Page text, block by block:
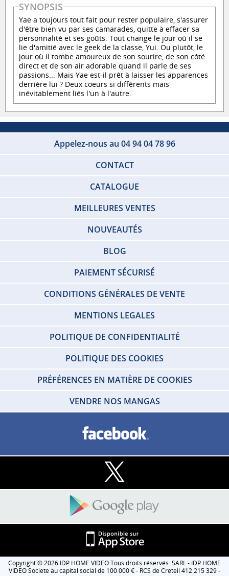
SYNOPSIS
Yae a toujours tout fait pour rester populaire, s'assurer
d'être bien vu par ses camarades, quitte à effacer sa
personnalité et ses goûts. Tout change le jour où il se
lie d'amitié avec le geek de la classe, Yui. Ou plutôt, le
jour où il tombe amoureux de son sourire, de son côté
direct et de son air adorable quand il parle de ses
passions... Mais Yae est-il prêt à laisser les apparences
derrière lui ? Deux coeurs si différents mais
inévitablement liés l'un à l'autre.
Appelez-nous au 04 94 04 78 96
CONTACT
CATALOGUE
MEILLEURES VENTES
NOUVEAUTÉS
BLOG
PAIEMENT SÉCURISÉ
CONDITIONS GÉNÉRALES DE VENTE
MENTIONS LEGALES
POLITIQUE DE CONFIDENTIALITÉ
POLITIQUE DES COOKIES
PRÉFÉRENCES EN MATIÈRE DE COOKIES
VENDRE NOS MANGAS
Copyright © 2026 IDP HOME VIDEO Tous droits réservés. SARL - IDP HOME
VIDEO Societe au capital social de 100 000 € - RCS de Créteil 412 215 329 -